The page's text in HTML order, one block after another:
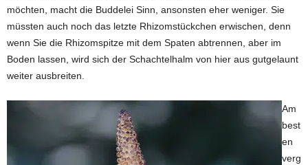
möchten, macht die Buddelei Sinn, ansonsten eher weniger. Sie
müssten auch noch das letzte Rhizomstückchen erwischen, denn
wenn Sie die Rhizomspitze mit dem Spaten abtrennen, aber im
Boden lassen, wird sich der Schachtelhalm von hier aus gutgelaunt
weiter ausbreiten.
Am
best
en
verg